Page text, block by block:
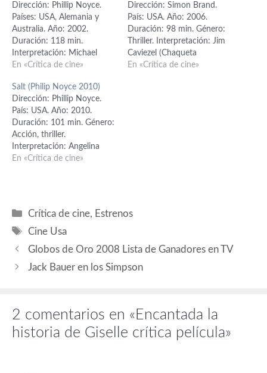
Dirección: Phillip Noyce.
Países: USA, Alemania y
Australia. Año: 2002.
Duración: 118 min.
Interpretación: Michael
Caine (Thomas Fowler),
Do Thi Hai Yen (Phuong),
Rade Sherbedzija (Inspector
Vigo), Tzi Ma (Hinh), Robert
Stanton (Joe Tunney),
Holmes Osborne (Bill
Granger), Pham Thi Mai
Hon (Hermana de Phuong),
En «Crítica de cine»
Dirección: Simon Brand.
País: USA. Año: 2006.
Duración: 98 min. Género:
Thriller. Interpretación: Jim
Caviezel (Chaqueta
Vaquera), Greg Kinnear
En «Crítica de cine»
Salt (Philip Noyce 2010)
Dirección: Phillip Noyce.
País: USA. Año: 2010.
Duración: 101 min. Género:
Acción, thriller.
Interpretación: Angelina
Jolie (Evelyn Salt), Liev
Krause), Hunt Block
(Presidente Lewis), Andre
Defensa). Guión: Kurt
Wimmer. Producción:
En «Crítica de cine»
Categorías
Crítica de cine, Estrenos
Etiquetas
Cine Usa
Globos de Oro 2008 Lista de Ganadores en TV
Jack Bauer en los Simpson
2 comentarios en «Encantada la
historia de Giselle crítica película»